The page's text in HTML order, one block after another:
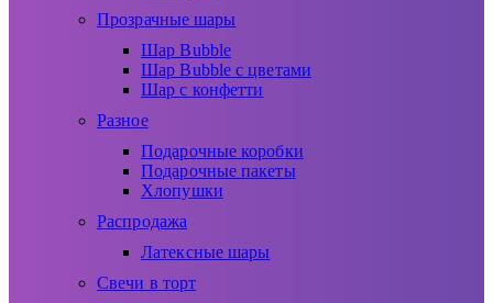
Прозрачные шары
Шар Bubble
Шар Bubble с цветами
Шар с конфетти
Разное
Подарочные коробки
Подарочные пакеты
Хлопушки
Распродажа
Латексные шары
Свечи в торт